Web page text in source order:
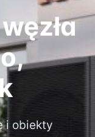
i obiekty